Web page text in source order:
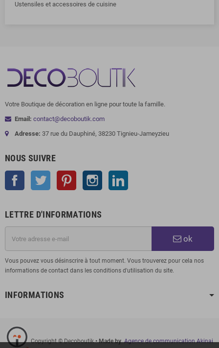
Ustensiles et accessoires de cuisine
Votre Boutique de décoration en ligne pour toute la famille.
Email: contact@decoboutik.com
Adresse: 37 rue du Dauphiné, 38230 Tignieu-Jameyzieu
NOUS SUIVRE
Facebook Twitter Pinterest Instagram
LETTRE D'INFORMATIONS
ok
Vous pouvez vous désinscrire à tout moment. Vous trouverez pour cela nos
informations de contact dans les conditions d'utilisation du site.
INFORMATIONS
Copyright © Decoboutik• Made by Agence de communication Akinai